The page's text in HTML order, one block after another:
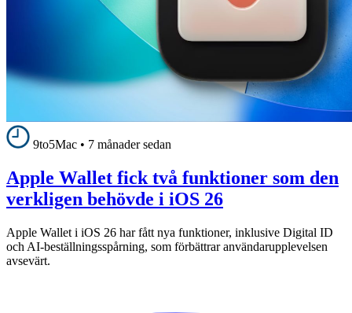
9to5Mac • 7 månader sedan
Apple Wallet fick två funktioner som den
verkligen behövde i iOS 26
Apple Wallet i iOS 26 har fått nya funktioner, inklusive Digital ID
och AI-beställningsspårning, som förbättrar användarupplevelsen
avsevärt.